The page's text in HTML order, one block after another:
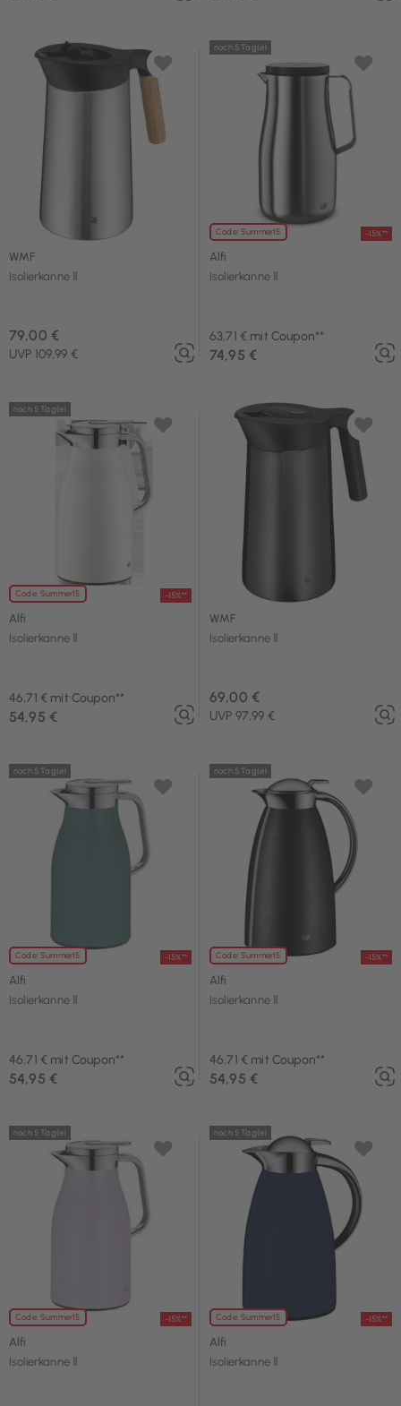
WMF
Isolierkanne 1l
79,00 €
UVP 109,99 €
Code: Summer15 -15%**
noch 5 Tag(e)
Alfi
Isolierkanne 1l
63,71 € mit Coupon**
74,95 €
Code: Summer15 -15%**
noch 5 Tag(e)
Alfi
Isolierkanne 1l
46,71 € mit Coupon**
54,95 €
WMF
Isolierkanne 1l
69,00 €
UVP 97,99 €
Code: Summer15 -15%**
noch 5 Tag(e)
Alfi
Isolierkanne 1l
46,71 € mit Coupon**
54,95 €
Code: Summer15 -15%**
noch 5 Tag(e)
Alfi
Isolierkanne 1l
46,71 € mit Coupon**
54,95 €
Code: Summer15 -15%**
noch 5 Tag(e)
Alfi
Isolierkanne 1l
Code: Summer15 -15%**
noch 5 Tag(e)
Alfi
Isolierkanne 1l